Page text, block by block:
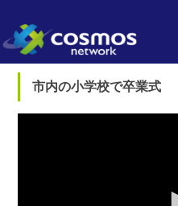
市内の小学校で卒業式